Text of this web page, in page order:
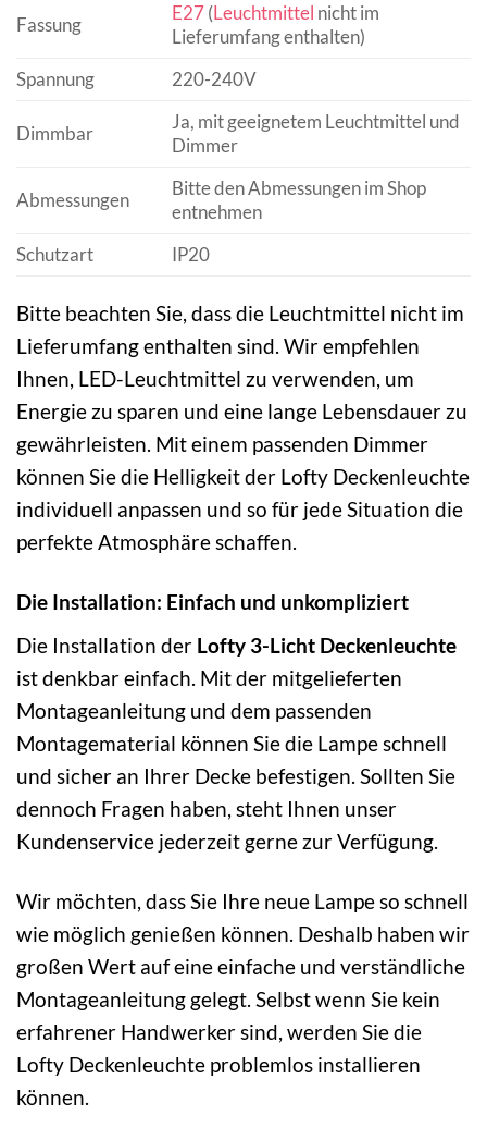
Fassung
E27(Leuchtmittel nicht im
Lieferumfang enthalten)
Spannung
220-240V
Dimmbar
Ja, mit geeignetem Leuchtmittel und
Dimmer
Abmessungen
Bitte den Abmessungen im Shop
entnehmen
Schutzart
IP20
Bitte beachten Sie, dass die Leuchtmittel nicht im
Lieferumfang enthalten sind. Wir empfehlen
Ihnen, LED-Leuchtmittel zu verwenden, um
Energie zu sparen und eine lange Lebensdauer zu
gewährleisten. Mit einem passenden Dimmer
können Sie die Helligkeit der Lofty Deckenleuchte
individuell anpassen und so für jede Situation die
perfekte Atmosphäre schaffen.
Die Installation: Einfach und unkompliziert
Die Installation der Lofty 3-Licht Deckenleuchte
ist denkbar einfach. Mit der mitgelieferten
Montageanleitung und dem passenden
Montagematerial können Sie die Lampe schnell
und sicher an Ihrer Decke befestigen. Sollten Sie
dennoch Fragen haben, steht Ihnen unser
Kundenservice jederzeit gerne zur Verfügung.
Wir möchten, dass Sie Ihre neue Lampe so schnell
wie möglich genießen können. Deshalb haben wir
großen Wert auf eine einfache und verständliche
Montageanleitung gelegt. Selbst wenn Sie kein
erfahrener Handwerker sind, werden Sie die
Lofty Deckenleuchte problemlos installieren
können.